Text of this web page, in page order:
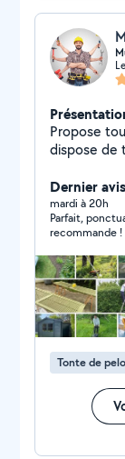
Propose
dispose de
Dernier
mardi à 20h
Parfait,
recommande
Tonte de